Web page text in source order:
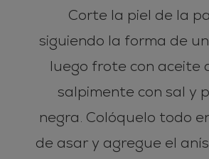
Corte la piel de la
siguiendo la forma de
luego frote con aceite
salpimente con sal y
negra. Colóquelo todo
de asar y agregue el